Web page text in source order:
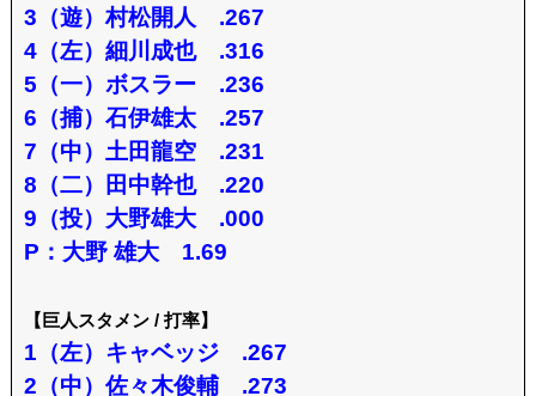
3（遊）村松開人 .267
4（左）細川成也 .316
5（一）ボスラー .236
6（捕）石伊雄太 .257
7（中）土田龍空 .231
8（二）田中幹也 .220
9（投）大野雄大 .000
P：大野 雄大 1.69
【巨人スタメン / 打率】
1（左）キャベッジ .267
2（中）佐々木俊輔 .273